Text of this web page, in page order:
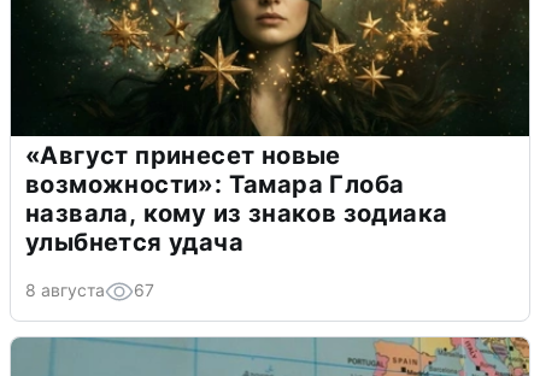
«Август принесет новые
возможности»: Тамара Глоба
назвала, кому из знаков зодиака
улыбнется удача
8 августа 67